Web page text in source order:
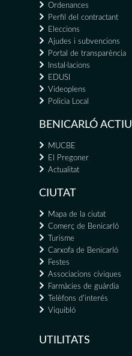
Ordenances
Perfil del contractant
Eleccions
Ajudes i subvencions
Portal de transparència
Instal·lacions
EDUSI
Videoplens
Policia Local
BENICARLÓ ACTIU
MUCBE
El Pregoner
Actualitat
CIUTAT
Mapa de la ciutat
Comerç de Benicarló
Turisme
Carxofa de Benicarló
Festes
Associacions cíviques
Farmàcies de guàrdia
Telèfons d'interés
Viquibló
UTILITATS